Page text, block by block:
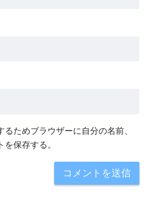
ためブラウザーに自分の名前、
を保存する。